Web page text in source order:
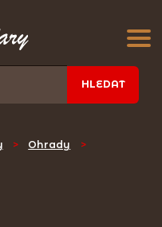
HLEDAT
> Ohrady
>